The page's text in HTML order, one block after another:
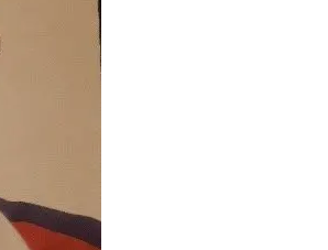
pentru